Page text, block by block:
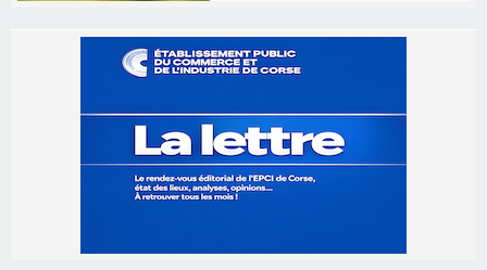
09/08/2026 16:04
Sénatoriales 2B – Jean-François Gaspari retire
sa candidature
Festa di l’Associi Curtinesi le 13 septembre